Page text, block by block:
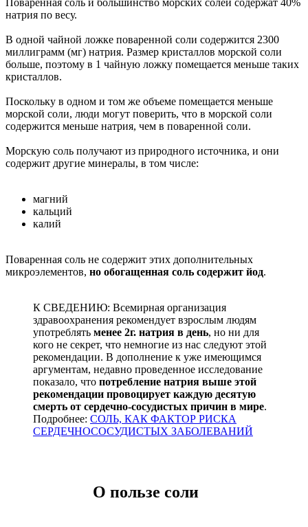
натрия по весу.
В одной чайной ложке поваренной соли содержится 2300
миллиграмм (мг) натрия. Размер кристаллов морской соли
больше, поэтому в 1 чайную ложку помещается меньше таких
кристаллов.
Поскольку в одном и том же объеме помещается меньше
морской соли, люди могут поверить, что в морской соли
содержится меньше натрия, чем в поваренной соли.
Морскую соль получают из природного источника, и они
содержит другие минералы, в том числе:
магний
кальций
калий
Поваренная соль не содержит этих дополнительных
микроэлементов, но обогащенная соль содержит йод.
К СВЕДЕНИЮ: Всемирная организация
здравоохранения рекомендует взрослым людям
употреблять менее 2г. натрия в день, но ни для
кого не секрет, что немногие из нас следуют этой
рекомендации. В дополнение к уже имеющимся
аргументам, недавно проведенное исследование
показало, что потребление натрия выше этой
рекомендации провоцирует каждую десятую
смерть от сердечно-сосудистых причин в мире.
Подробнее: СОЛЬ, КАК ФАКТОР РИСКА
СЕРДЕЧНОСОСУДИСТЫХ ЗАБОЛЕВАНИЙ
О пользе соли